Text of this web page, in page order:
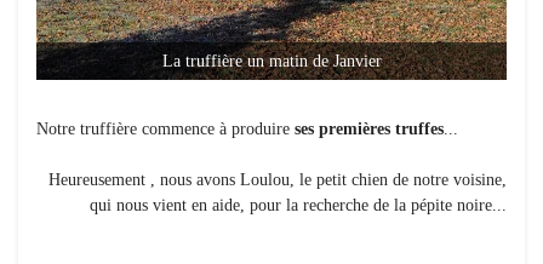
La truffière un matin de Janvier
Notre truffière commence à produire ses premières truffes...
Heureusement , nous avons Loulou, le petit chien de notre voisine,
qui nous vient en aide, pour la recherche de la pépite noire...